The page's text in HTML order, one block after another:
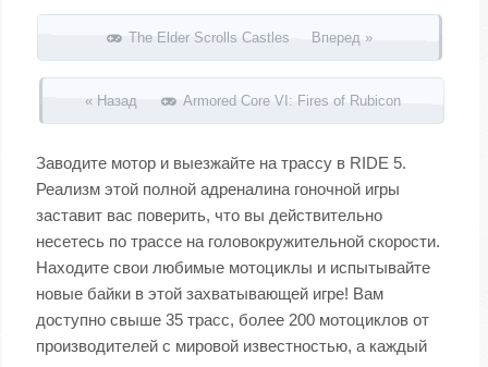
Запись навигация
The Elder Scrolls Castles Вперед »
« Назад Armored Core VI: Fires of Rubicon
Заводите мотор и выезжайте на трассу в RIDE 5.
Реализм этой полной адреналина гоночной игры
заставит вас поверить, что вы действительно
несетесь по трассе на головокружительной скорости.
Находите свои любимые мотоциклы и испытывайте
новые байки в этой захватывающей игре! Вам
доступно свыше 35 трасс, более 200 мотоциклов от
производителей с мировой известностью, а каждый